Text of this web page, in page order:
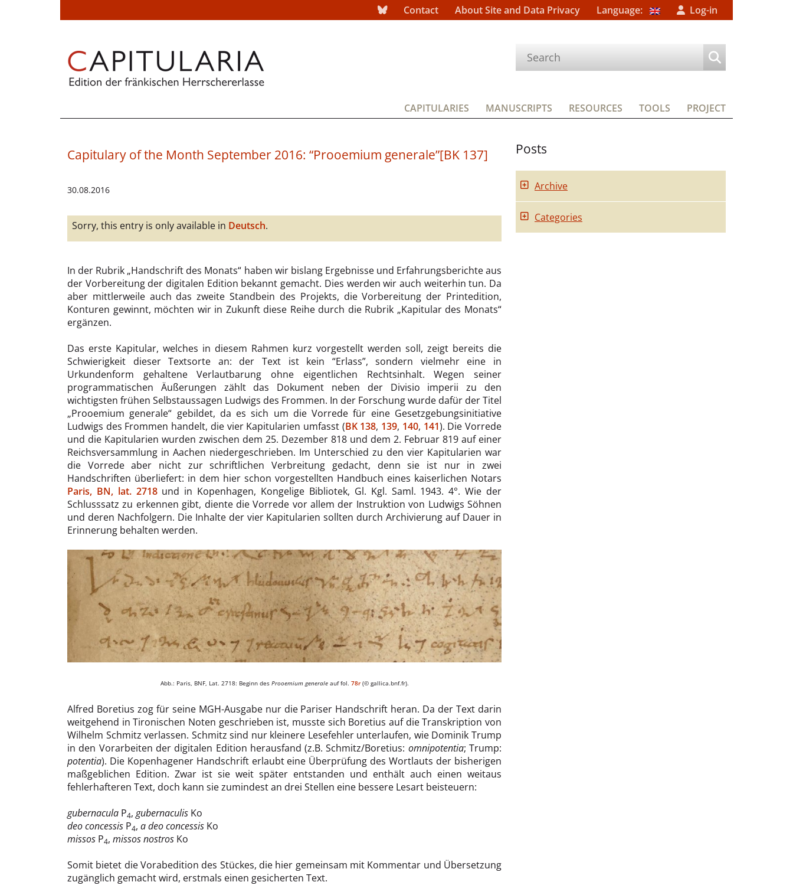
Contact About Site and Data Privacy Language: Log-in
CAPITULARIES MANUSCRIPTS RESOURCES TOOLS PROJECT
Posts
Archive
Categories
Capitulary of the Month September 2016: “Prooemium generale”[BK 137]
30.08.2016
Sorry, this entry is only available in Deutsch.
In der Rubrik „Handschrift des Monats“ haben wir bislang Ergebnisse und Erfahrungsberichte aus
der Vorbereitung der digitalen Edition bekannt gemacht. Dies werden wir auch weiterhin tun. Da
aber mittlerweile auch das zweite Standbein des Projekts, die Vorbereitung der Printedition,
Konturen gewinnt, möchten wir in Zukunft diese Reihe durch die Rubrik „Kapitular des Monats“
ergänzen.
Das erste Kapitular, welches in diesem Rahmen kurz vorgestellt werden soll, zeigt bereits die
Schwierigkeit dieser Textsorte an: der Text ist kein “Erlass”, sondern vielmehr eine in
Urkundenform gehaltene Verlautbarung ohne eigentlichen Rechtsinhalt. Wegen seiner
programmatischen Äußerungen zählt das Dokument neben der Divisio imperii zu den
wichtigsten frühen Selbstaussagen Ludwigs des Frommen. In der Forschung wurde dafür der Titel
„Prooemium generale“ gebildet, da es sich um die Vorrede für eine Gesetzgebungsinitiative
Ludwigs des Frommen handelt, die vier Kapitularien umfasst (BK 138, 139, 140, 141). Die Vorrede
und die Kapitularien wurden zwischen dem 25. Dezember 818 und dem 2. Februar 819 auf einer
Reichsversammlung in Aachen niedergeschrieben. Im Unterschied zu den vier Kapitularien war
die Vorrede aber nicht zur schriftlichen Verbreitung gedacht, denn sie ist nur in zwei
Handschriften überliefert: in dem hier schon vorgestellten Handbuch eines kaiserlichen Notars
Paris, BN, lat. 2718und in Kopenhagen, Kongelige Bibliotek, Gl. Kgl. Saml. 1943. 4°. Wie der
Schlusssatz zu erkennen gibt, diente die Vorrede vor allem der Instruktion von Ludwigs Söhnen
und deren Nachfolgern. Die Inhalte der vier Kapitularien sollten durch Archivierung auf Dauer in
Erinnerung behalten werden.
Abb.: Paris, BNF, Lat. 2718: Beginn des Prooemium generaleauf fol. 78r(© gallica.bnf.fr).
Alfred Boretius zog für seine MGH-Ausgabe nur die Pariser Handschrift heran. Da der Text darin
weitgehend in Tironischen Noten geschrieben ist, musste sich Boretius auf die Transkription von
Wilhelm Schmitz verlassen. Schmitz sind nur kleinere Lesefehler unterlaufen, wie Dominik Trump
in den Vorarbeiten der digitalen Edition herausfand (z.B. Schmitz/Boretius: omnipotentia; Trump:
potentia). Die Kopenhagener Handschrift erlaubt eine Überprüfung des Wortlauts der bisherigen
maßgeblichen Edition. Zwar ist sie weit später entstanden und enthält auch einen weitaus
fehlerhafteren Text, doch kann sie zumindest an drei Stellen eine bessere Lesart beisteuern:
gubernacula P4, gubernaculis Ko
deo concessis P4, a deo concessis Ko
missos P4, missos nostros Ko
Somit bietet die Vorabedition des Stückes, die hier gemeinsam mit Kommentar und Übersetzung
zugänglich gemacht wird, erstmals einen gesicherten Text.